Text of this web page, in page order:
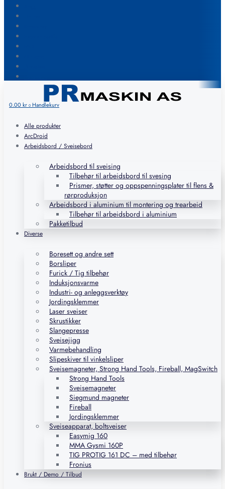
0.00kr 0 Handlekurv
Alle produkter
ArcDroid
Arbeidsbord / Sveisebord
Arbeidsbord til sveising
Tilbehør til arbeidsbord til svesing
Prismer, støtter og oppspenningsplater til flens &
rørproduksjon
Arbeidsbord i aluminium til montering og trearbeid
Tilbehør til arbeidsbord i aluminium
Pakketilbud
Diverse
Boresett og andre sett
Borsliper
Furick / Tig tilbehør
Induksjonsvarme
Industri- og anleggsverktøy
Jordingsklemmer
Laser sveiser
Skrustikker
Slangepresse
Sveisejigg
Varmebehandling
Slipeskiver til vinkelsliper
Sveisemagneter, Strong Hand Tools, Fireball, MagSwitch
Strong Hand Tools
Sveisemagneter
Siegmund magneter
Fireball
Jordingsklemmer
Sveiseapparat, boltsveiser
Easymig 160
MMA Gysmi 160P
TIG PROTIG 161 DC – med tilbehør
Fronius
Brukt / Demo / Tilbud